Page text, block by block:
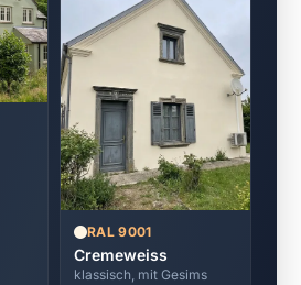
RAL 9001
Cremeweiss
klassisch, mit Gesims